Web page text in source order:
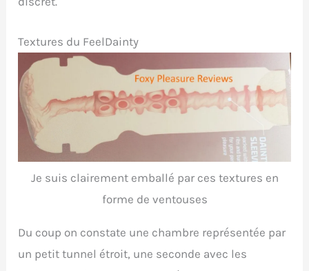
Textures du FeelDainty
Je suis clairement emballé par ces textures en
forme de ventouses
Du coup on constate une chambre représentée par
un petit tunnel étroit, une seconde avec les